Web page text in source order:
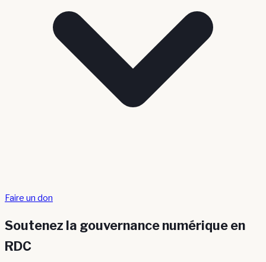
Faire un don
Soutenez la gouvernance numérique en
RDC